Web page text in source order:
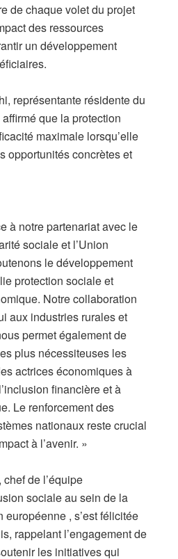
de chaque volet du projet
des ressources
un développement
représentante résidente du
que la protection
maximale lorsqu’elle
opportunités concrètes et
à notre partenariat avec le
sociale et l’Union
le développement
protection sociale et
Notre collaboration
aux industries rurales et
permet également de
plus nécessiteuses les
actrices économiques à
financière et à
Le renforcement des
nationaux reste crucial
à l’avenir. »
de l’équipe
sociale au sein de la
européenne , s’est félicitée
rappelant l’engagement de
les initiatives qui